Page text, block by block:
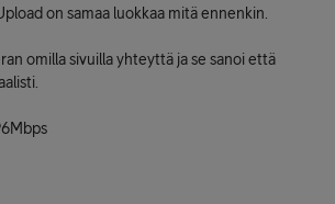
on samaa luokkaa mitä ennenkin.
omilla sivuilla yhteyttä ja se sanoi että